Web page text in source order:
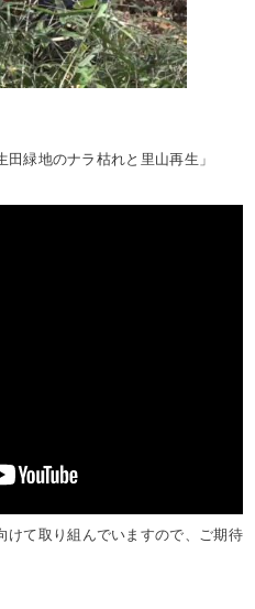
緑地のナラ枯れと里山再生」
けて取り組んでいますので、ご期待